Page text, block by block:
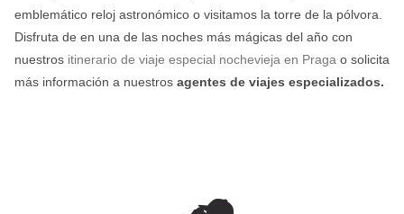
emblemático reloj astronómico o visitamos la torre de la pólvora.
Disfruta de en una de las noches más mágicas del año con
nuestros itinerario de viaje especial nochevieja en Praga o solicita
más información a nuestros agentes de viajes especializados.